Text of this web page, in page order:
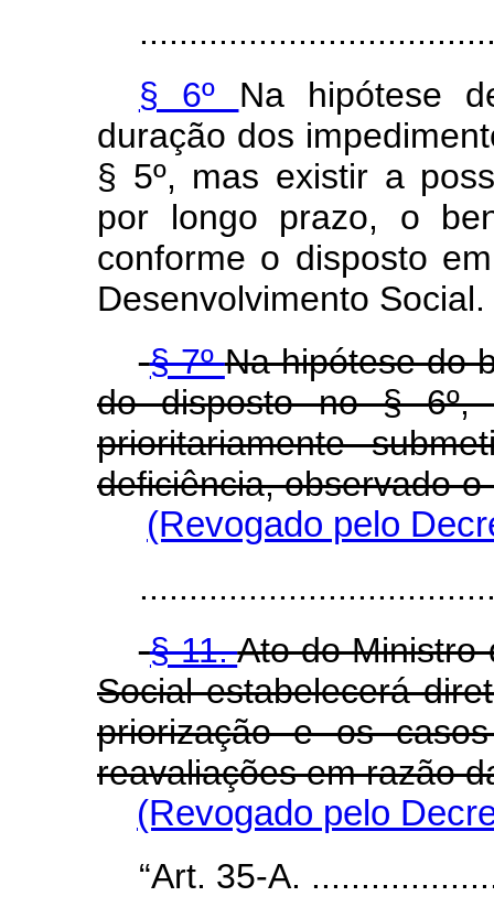
§ 6º Na hipótese
duração dos
§ 5º, mas existir a
por longo prazo, o
conforme o disposto
Desenvolvimento Social.
§ 7ºNa hipótese do
do disposto no § 6º,
prioritariamente
deficiência, observado
(Revogado pelo
§ 11.Ato do Ministro
Social estabelecerá
priorização e os
reavaliações em razão
(Revogado pelo
“Art. 35-A.